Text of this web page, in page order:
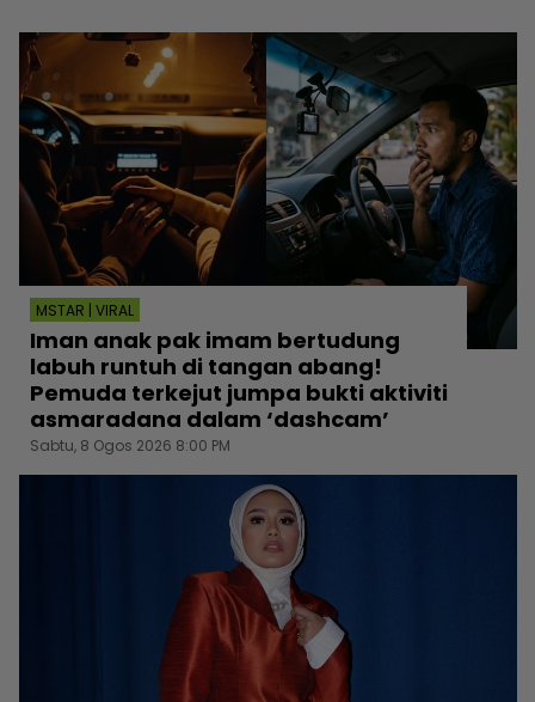
MSTAR | VIRAL
Iman anak pak imam bertudung
labuh runtuh di tangan abang!
Pemuda terkejut jumpa bukti aktiviti
asmaradana dalam ‘dashcam’
Sabtu, 8 Ogos 2026 8:00 PM